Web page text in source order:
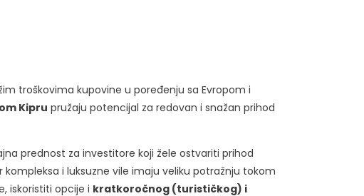
troškovima kupovine u poređenju sa Evropom i
Kipru pružaju potencijal za redovan i snažan prihod
prednost za investitore koji žele ostvariti prihod
i luksuzne vile imaju veliku potražnju tokom
iskoristiti opcije i kratkoročnog (turističkog) i